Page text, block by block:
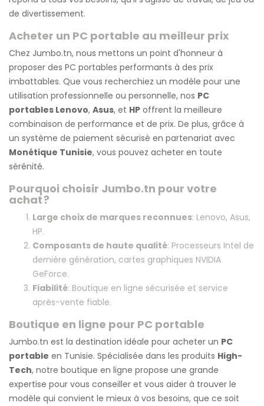
de divertissement.
Acheter un PC portable au meilleur prix
Chez Jumbo.tn, nous mettons un point d'honneur à
proposer des PC portables performants à des prix
imbattables. Que vous recherchiez un modèle pour une
utilisation professionnelle ou personnelle, nos PC
portables Lenovo, Asus, et HP offrent la meilleure
combinaison de performance et de prix. De plus, grâce à
un système de paiement sécurisé en partenariat avec
Monétique Tunisie, vous pouvez acheter en toute
sérénité.
Pourquoi choisir Jumbo.tn pour votre
achat ?
Large choix de marques reconnues: Lenovo, Asus,
HP.
Composants de haute qualité: Processeurs Intel de
dernière génération, cartes graphiques NVIDIA
GeForce.
Fiabilité: Boutique en ligne sécurisée et service
après-vente fiable.
Boutique en ligne pour PC portable
Jumbo.tn est la destination idéale pour acheter un PC
portable en Tunisie. Spécialisée dans les produits High-
Tech, notre boutique en ligne propose une grande
expertise pour vous conseiller et vous aider à trouver le
modèle qui convient le mieux à vos besoins, que ce soit